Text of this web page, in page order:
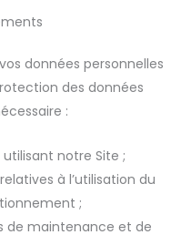
données personnelles
des données
:
notre Site ;
à l’utilisation du
;
de maintenance et de